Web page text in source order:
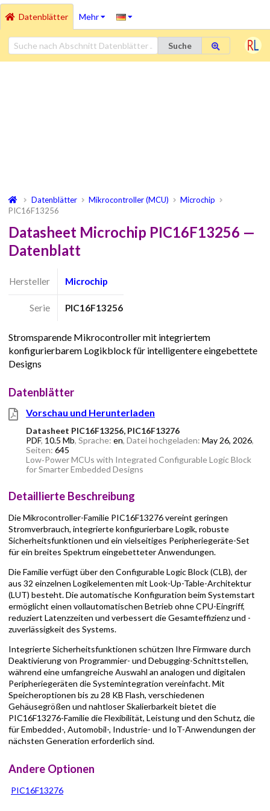
Datenblätter Mehr
Suche
Datenblätter Mikrocontroller (MCU)
Microchip
PIC16F13256
Datasheet Microchip PIC16F13256 —
Datenblatt
Hersteller Microchip
Serie PIC16F13256
Stromsparende Mikrocontroller mit integriertem
konfigurierbarem Logikblock für intelligentere eingebettete
Designs
Datenblätter
Vorschau und Herunterladen
Datasheet PIC16F13256, PIC16F13276
PDF, 10.5 Mb, Sprache: en, Datei hochgeladen: May 26, 2026,
Seiten: 645
Low‑Power MCUs with Integrated Configurable Logic Block
for Smarter Embedded Designs
Detaillierte Beschreibung
Die Mikrocontroller-Familie PIC16F13276 vereint geringen
Stromverbrauch, integrierte konfigurierbare Logik, robuste
Sicherheitsfunktionen und ein vielseitiges Peripheriegeräte-Set
für ein breites Spektrum eingebetteter Anwendungen.
Die Familie verfügt über den Configurable Logic Block (CLB), der
aus 32 einzelnen Logikelementen mit Look-Up-Table-Architektur
(LUT) besteht. Die automatische Konfiguration beim Systemstart
ermöglicht einen vollautomatischen Betrieb ohne CPU-Eingriff,
reduziert Latenzzeiten und verbessert die Gesamteffizienz und -
zuverlässigkeit des Systems.
Integrierte Sicherheitsfunktionen schützen Ihre Firmware durch
Deaktivierung von Programmier- und Debugging-Schnittstellen,
während eine umfangreiche Auswahl an analogen und digitalen
Peripheriegeräten die Systemintegration vereinfacht. Mit
Speicheroptionen bis zu 28 KB Flash, verschiedenen
Gehäusegrößen und nahtloser Skalierbarkeit bietet die
PIC16F13276-Familie die Flexibilität, Leistung und den Schutz, die
für Embedded-, Automobil-, Industrie- und IoT-Anwendungen der
nächsten Generation erforderlich sind.
Andere Optionen
PIC16F13276